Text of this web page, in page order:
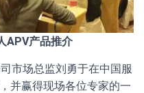
APV产品推介
市场总监刘勇于在中国服
并赢得现场各位专家的一